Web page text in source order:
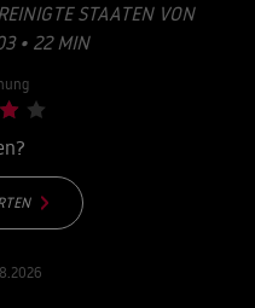
STAATEN VON
• 22 MIN